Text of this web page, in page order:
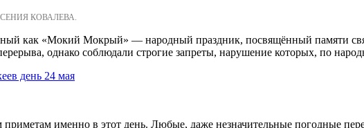
КОВАЛЕВА.
как «Мокий Мокрый» — народный праздник, посвящённый памяти
однако соблюдали строгие запреты, нарушение которых, по
день 24 мая
именно в этот день. Любые, даже незначительные погодные